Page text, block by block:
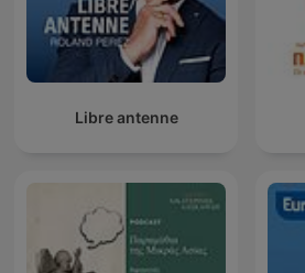
Libre antenne